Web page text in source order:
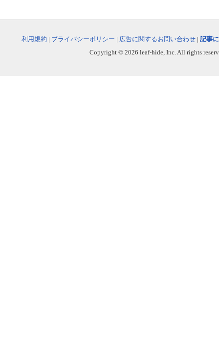
利用規約 | プライバシーポリシー | 広告に関するお問い合わせ | 記事
Copyright © 2026 leaf-hide, Inc. All rights